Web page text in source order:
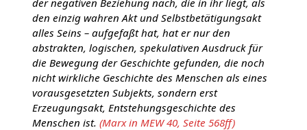
den einzig wahren Akt und Selbstbetätigungsakt
alles Seins – aufgefaßt hat, hat er nur den
abstrakten, logischen, spekulativen Ausdruck für
die Bewegung der Geschichte gefunden, die noch
nicht wirkliche Geschichte des Menschen als eines
vorausgesetzten Subjekts, sondern erst
Erzeugungsakt, Entstehungsgeschichte des
Menschen ist. (Marx in MEW 40, Seite 568ff)